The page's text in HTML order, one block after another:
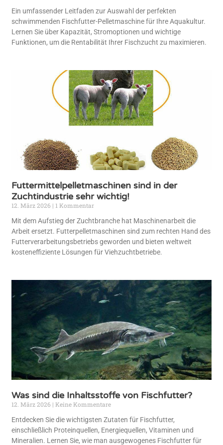
Ein umfassender Leitfaden zur Auswahl der perfekten
schwimmenden Fischfutter-Pelletmaschine für Ihre Aquakultur.
Lernen Sie über Kapazität, Stromoptionen und wichtige
Funktionen, um die Rentabilität Ihrer Fischzucht zu maximieren.
Futtermittelpelletmaschinen sind in der
Zuchtindustrie sehr wichtig!
12. März 2026
1 Kommentar
Mit dem Aufstieg der Zuchtbranche hat Maschinenarbeit die
Arbeit ersetzt. Futterpelletmaschinen sind zum rechten Hand des
Futterverarbeitungsbetriebs geworden und bieten weltweit
kosteneffiziente Lösungen für Viehzuchtbetriebe.
Was sind die Inhaltsstoffe von Fischfutter?
12. März 2026
Keine Kommentare
Entdecken Sie die wichtigsten Zutaten für Fischfutter,
einschließlich Proteinquellen, Energiequellen, Vitaminen und
Mineralien. Lernen Sie, wie man ausgewogenes Fischfutter für